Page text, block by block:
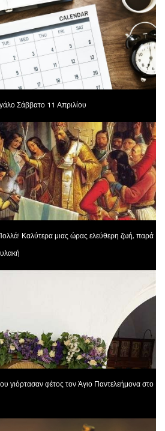
Σάββατο 11 Απριλίου
Καλύτερα μιας ώρας ελεύθερη ζωή, παρά
γιόρτασαν φέτος τον Άγιο Παντελεήμονα στο